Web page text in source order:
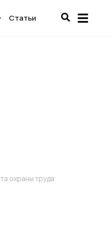
Статьи
охраны труда